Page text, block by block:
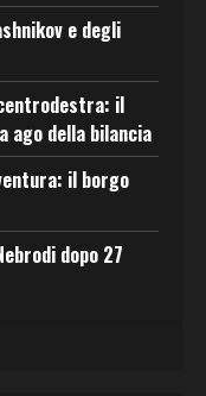
e degli
il
ago della bilancia
il borgo
dopo 27